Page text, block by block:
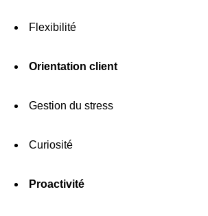
Flexibilité
Orientation client
Gestion du stress
Curiosité
Proactivité